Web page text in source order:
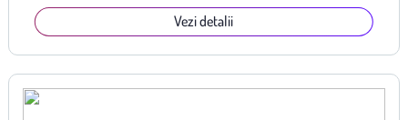
Vezi detalii